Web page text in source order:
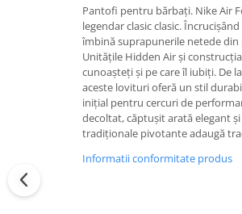
Pantofi pentru bărbați. Nike Air
legendar clasic clasic.
îmbină suprapunerile netede
Unitățile Hidden Air și
cunoașteți și pe care îl iubiți. De
aceste lovituri oferă un stil
inițial pentru cercuri de
decoltat, căptușit arată elegant
tradiționale pivotante adaugă
Informatii conformitate produs